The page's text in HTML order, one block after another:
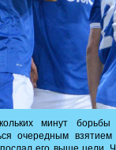
минут
очередным